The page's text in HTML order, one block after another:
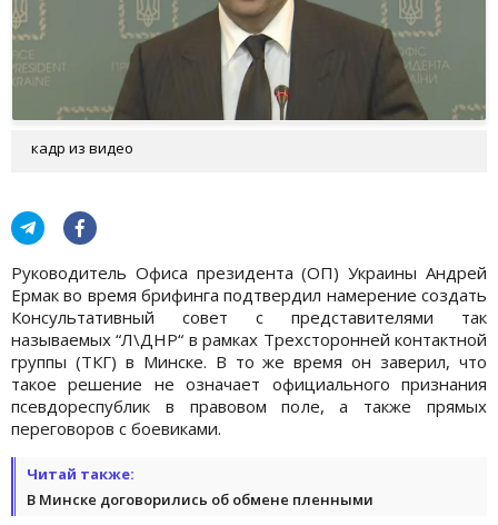
кадр из видео
Руководитель Офиса президента (ОП) Украины Андрей
Ермак во время брифинга подтвердил намерение создать
Консультативный совет с представителями так
называемых “Л\ДНР“ в рамках Трехсторонней контактной
группы (ТКГ) в Минске. В то же время он заверил, что
такое решение не означает официального признания
псевдореспублик в правовом поле, а также прямых
переговоров с боевиками.
Читай также:
В Минске договорились об обмене пленными